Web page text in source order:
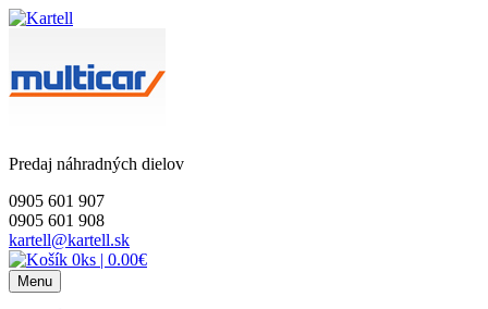
Skip
Predaj náhradných dielov
0905 601 907
0905 601 908
kartell@kartell.sk
0ks | 0.00€
Menu